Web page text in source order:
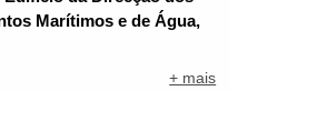
Marítimos e de Água,
+ mais